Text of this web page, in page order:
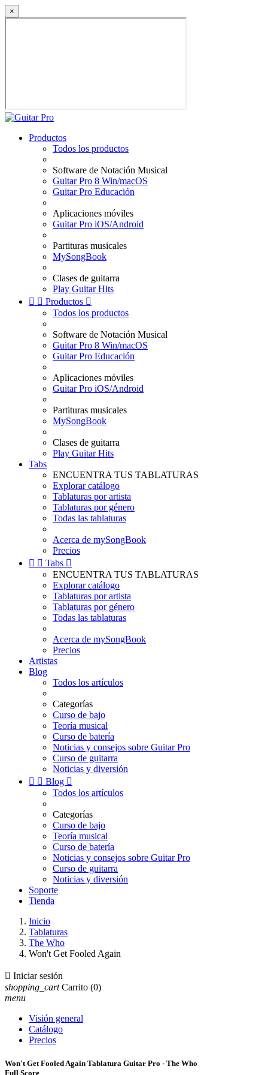
×
Productos
Todos los productos
Software de Notación Musical
Guitar Pro 8 Win/macOS
Guitar Pro Educación
Aplicaciones móviles
Guitar Pro iOS/Android
Partituras musicales
MySongBook
Clases de guitarra
Play Guitar Hits
  Productos 
Todos los productos
Software de Notación Musical
Guitar Pro 8 Win/macOS
Guitar Pro Educación
Aplicaciones móviles
Guitar Pro iOS/Android
Partituras musicales
MySongBook
Clases de guitarra
Play Guitar Hits
Tabs
ENCUENTRA TUS TABLATURAS
Explorar catálogo
Tablaturas por artista
Tablaturas por género
Todas las tablaturas
Acerca de mySongBook
Precios
  Tabs 
ENCUENTRA TUS TABLATURAS
Explorar catálogo
Tablaturas por artista
Tablaturas por género
Todas las tablaturas
Acerca de mySongBook
Precios
Artistas
Blog
Todos los artículos
Categorías
Curso de bajo
Teoría musical
Curso de batería
Noticias y consejos sobre Guitar Pro
Curso de guitarra
Noticias y diversión
  Blog 
Todos los artículos
Categorías
Curso de bajo
Teoría musical
Curso de batería
Noticias y consejos sobre Guitar Pro
Curso de guitarra
Noticias y diversión
Soporte
Tienda
Inicio
Tablaturas
The Who
Won't Get Fooled Again
 Iniciar sesión
shopping_cart Carrito (0)
menu
Visión general
Catálogo
Precios
Won't Get Fooled Again Tablatura Guitar Pro - The Who
Full Score